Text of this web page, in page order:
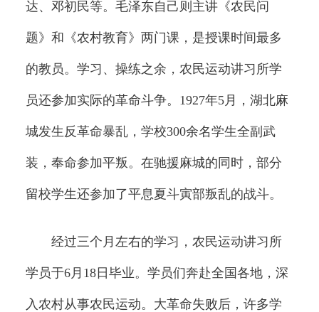
达、邓初民等。毛泽东自己则主讲《农民问
题》和《农村教育》两门课，是授课时间最多
的教员。学习、操练之余，农民运动讲习所学
员还参加实际的革命斗争。1927年5月，湖北麻
城发生反革命暴乱，学校300余名学生全副武
装，奉命参加平叛。在驰援麻城的同时，部分
留校学生还参加了平息夏斗寅部叛乱的战斗。
经过三个月左右的学习，农民运动讲习所
学员于6月18日毕业。学员们奔赴全国各地，深
入农村从事农民运动。大革命失败后，许多学